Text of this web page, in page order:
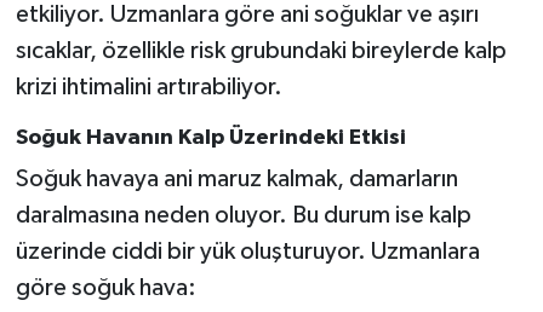
etkiliyor. Uzmanlara göre ani soğuklar ve aşırı
sıcaklar, özellikle risk grubundaki bireylerde kalp
krizi ihtimalini artırabiliyor.
Soğuk Havanın Kalp Üzerindeki Etkisi
Soğuk havaya ani maruz kalmak, damarların
daralmasına neden oluyor. Bu durum ise kalp
üzerinde ciddi bir yük oluşturuyor. Uzmanlara
göre soğuk hava: